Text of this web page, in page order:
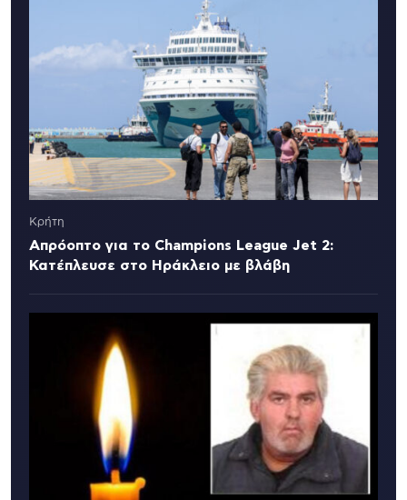
Κρήτη
Απρόοπτο για το Champions League Jet 2:
Κατέπλευσε στο Ηράκλειο με βλάβη